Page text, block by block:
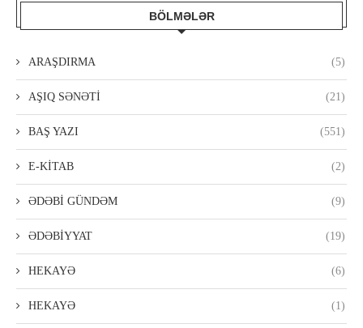
BÖLMƏLƏR
ARAŞDIRMA (5)
AŞIQ SƏNƏTİ (21)
BAŞ YAZI (551)
E-KİTAB (2)
ƏDƏBİ GÜNDƏM (9)
ƏDƏBİYYAT (19)
HEKAYƏ (6)
HEKAYƏ (1)